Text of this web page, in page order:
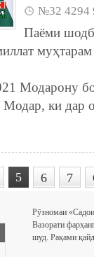
№32 4294
Паёми
Модарону
ки дар
5 6 7
Рӯзномаи
Вазорати
шуд. Рақами